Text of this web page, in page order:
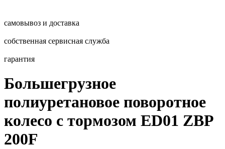
самовывоз и доставка
собственная сервисная служба
гарантия
Большегрузное
полиуретановое поворотное
колесо с тормозом ED01 ZBP
200F